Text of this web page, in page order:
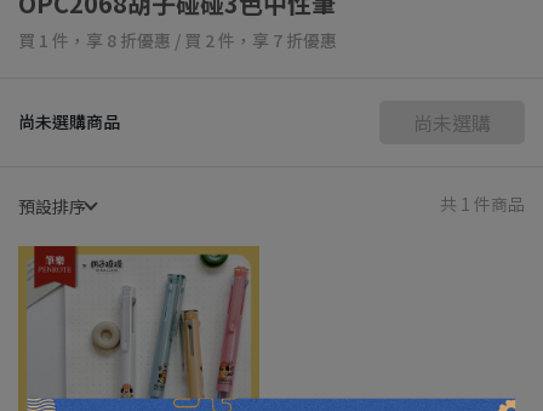
買 1 件， 享 8 折優惠 / 買 2 件， 享 7 折優惠
尚未選購商品 尚未選購
預設排序 共 1 件商品